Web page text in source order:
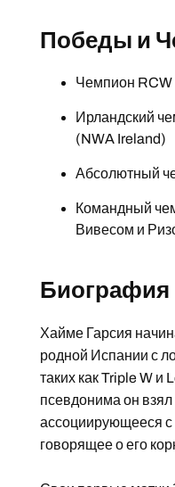
Победы и
Чемпион RCW
Ирландский
(NWA Ireland)
Абсолютный
Командный
Вивесом и
Хайме Гарсия
родной Испании с
таких как Triple W и
псевдонима он
ассоциирующееся с
говорящее о его